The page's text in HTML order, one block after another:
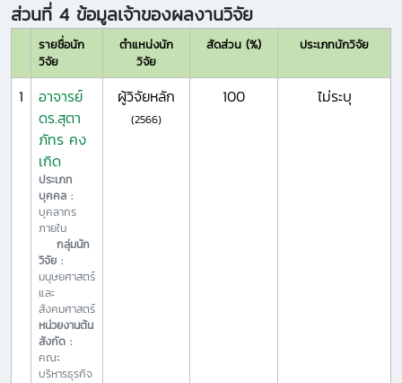
ส่วนที่ 4 ข้อมูลเจ้าของผลงานวิจัย
รายชื่อนัก
วิจัย
ตำแหน่งนัก
วิจัย
สัดส่วน (%) ประเภทนักวิจัย
1
อาจารย์
ดร.สุตา
ภัทร คง
เกิด
ประเภท
บุคคล :
บุคลากร
ภายใน
กลุ่มนัก
วิจัย :
มนุษยศาสตร์
และ
สังคมศาสตร์
หน่วยงานต้น
สังกัด :
คณะ
บริหารธุรกิจ
ผู้วิจัยหลัก
(2566)
100 ไม่ระบุ